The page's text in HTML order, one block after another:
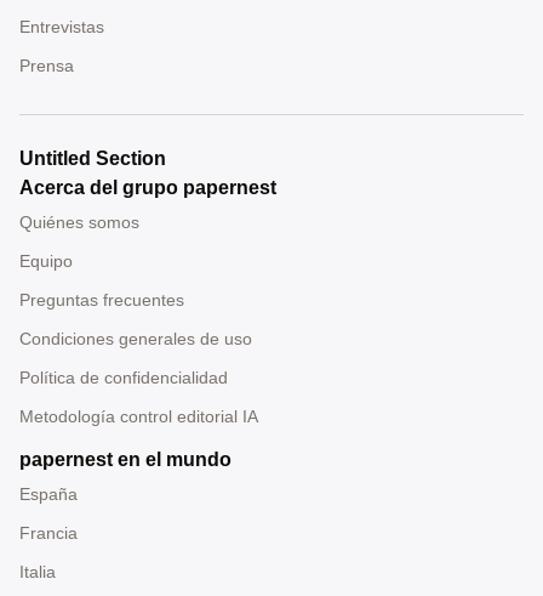
Entrevistas
Prensa
Untitled Section
Acerca del grupo papernest
Quiénes somos
Equipo
Preguntas frecuentes
Condiciones generales de uso
Política de confidencialidad
Metodología control editorial IA
papernest en el mundo
España
Francia
Italia